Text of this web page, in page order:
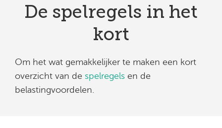
De spelregels in het
kort
Om het wat gemakkelijker te maken een kort
overzicht van de spelregels en de
belastingvoordelen.